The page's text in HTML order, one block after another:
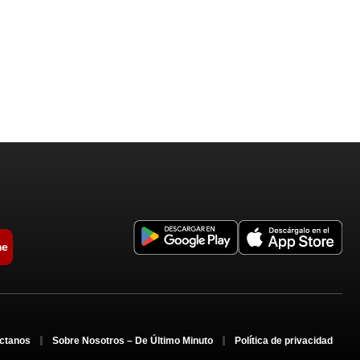
Sobre Nosotros – De Último Minuto Política de privacidad